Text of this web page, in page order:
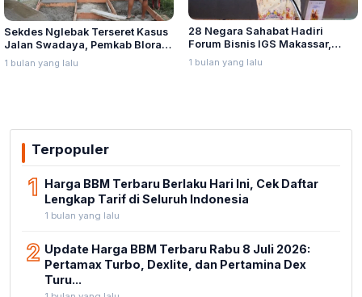
Sekdes Nglebak Terseret Kasus
Jalan Swadaya, Pemkab Blora
Sebut Pendampingan Hukum
Bukan Kewenangannya
1 bulan yang lalu
28 Negara Sahabat Hadiri
Forum Bisnis IGS Makassar,
Munafri Tawarkan Investasi
Stadion Untia
1 bulan yang lalu
Terpopuler
1 Harga BBM Terbaru Berlaku Hari Ini, Cek Daftar
Lengkap Tarif di Seluruh Indonesia
1 bulan yang lalu
2 Update Harga BBM Terbaru Rabu 8 Juli 2026:
Pertamax Turbo, Dexlite, dan Pertamina Dex
Turu...